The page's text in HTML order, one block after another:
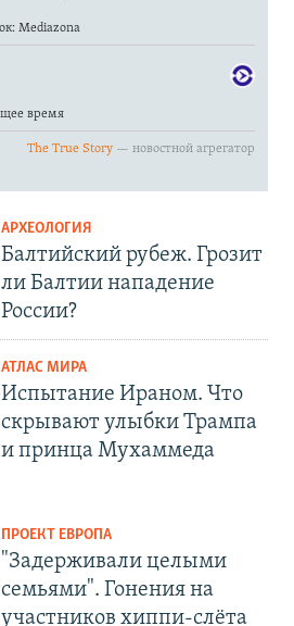
АРХЕОЛОГИЯ
Балтийский рубеж. Грозит
ли Балтии нападение
России?
АТЛАС МИРА
Испытание Ираном. Что
скрывают улыбки Трампа
и принца Мухаммеда
ПРОЕКТ ЕВРОПА
"Задерживали целыми
семьями". Гонения на
участников хиппи-слёта